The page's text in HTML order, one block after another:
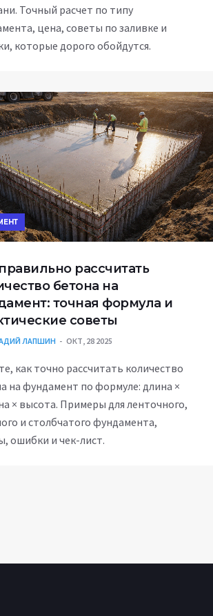
Точный расчет по типу
цена, советы по заливке и
которые дорого обойдутся.
рассчитать
бетона на
точная формула и
советы
ЛАПШИН ОКТ, 28 2025
как точно рассчитать количество
на фундамент по формуле: длина ×
× высота. Примеры для ленточного,
и столбчатого фундамента,
ошибки и чек-лист.